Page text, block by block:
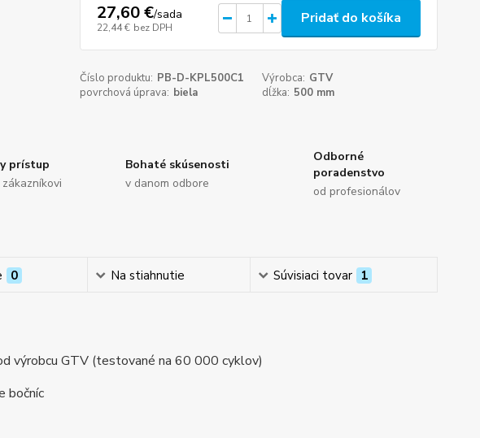
27,60 €/sada
22,44 € bez DPH
Pridať do košíka
Číslo produktu: PB-D-KPL500C1 Výrobca: GTV
povrchová úprava: biela dĺžka: 500 mm
prístup
Bohaté skúsenosti
v danom odbore
Odborné
poradenstvo
od profesionálov
0 Na stiahnutie Súvisiaci tovar 1
výrobcu GTV (testované na 60 000 cyklov)
bočníc